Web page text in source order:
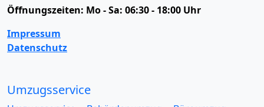
Öffnungszeiten: Mo - Sa: 06:30 - 18:00 Uhr
Impressum
Datenschutz
Umzugsservice